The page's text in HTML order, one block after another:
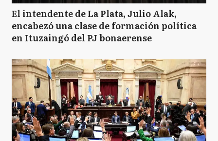
El intendente de La Plata, Julio Alak,
encabezó una clase de formación política
en Ituzaingó del PJ bonaerense